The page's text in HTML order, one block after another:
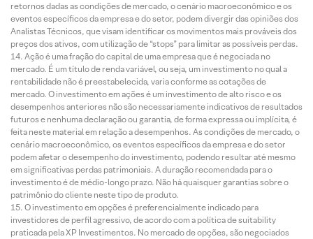
retornos dadas as condições de mercado, o cenário macroeconômico e os
eventos específicos da empresa e do setor, podem divergir das opiniões dos
Analistas Técnicos, que visam identificar os movimentos mais prováveis dos
preços dos ativos, com utilização de “stops” para limitar as possíveis perdas.
Ação é uma fração do capital de uma empresa que é negociada no
mercado. É um título de renda variável, ou seja, um investimento no qual a
rentabilidade não é preestabelecida, varia conforme as cotações de
mercado. O investimento em ações é um investimento de alto risco e os
desempenhos anteriores não são necessariamente indicativos de resultados
futuros e nenhuma declaração ou garantia, de forma expressa ou implícita, é
feita neste material em relação a desempenhos. As condições de mercado, o
cenário macroeconômico, os eventos específicos da empresa e do setor
podem afetar o desempenho do investimento, podendo resultar até mesmo
em significativas perdas patrimoniais. A duração recomendada para o
investimento é de médio-longo prazo. Não há quaisquer garantias sobre o
patrimônio do cliente neste tipo de produto.
O investimento em opções é preferencialmente indicado para
investidores de perfil agressivo, de acordo com a política de suitability
praticada pela XP Investimentos. No mercado de opções, são negociados